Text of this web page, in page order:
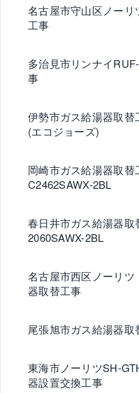
名古屋市守山区ノーリ
工事
多治見市リンナイ
事
伊勢市ガス給湯器取
(エコジョーズ)
岡崎市ガス給湯器取
C2462SAWX-2BL
春日井市ガス給湯器
2060SAWX-2BL
名古屋市西区ノーリ
器取替工事
尾張旭市ガス給湯器取
東海市ノーリツSH-
器設置交換工事